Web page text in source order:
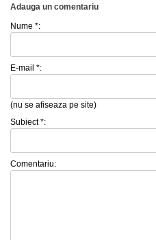
Adauga un comentariu
Nume *:
E-mail *:
(nu se afiseaza pe site)
Subiect *:
Comentariu: